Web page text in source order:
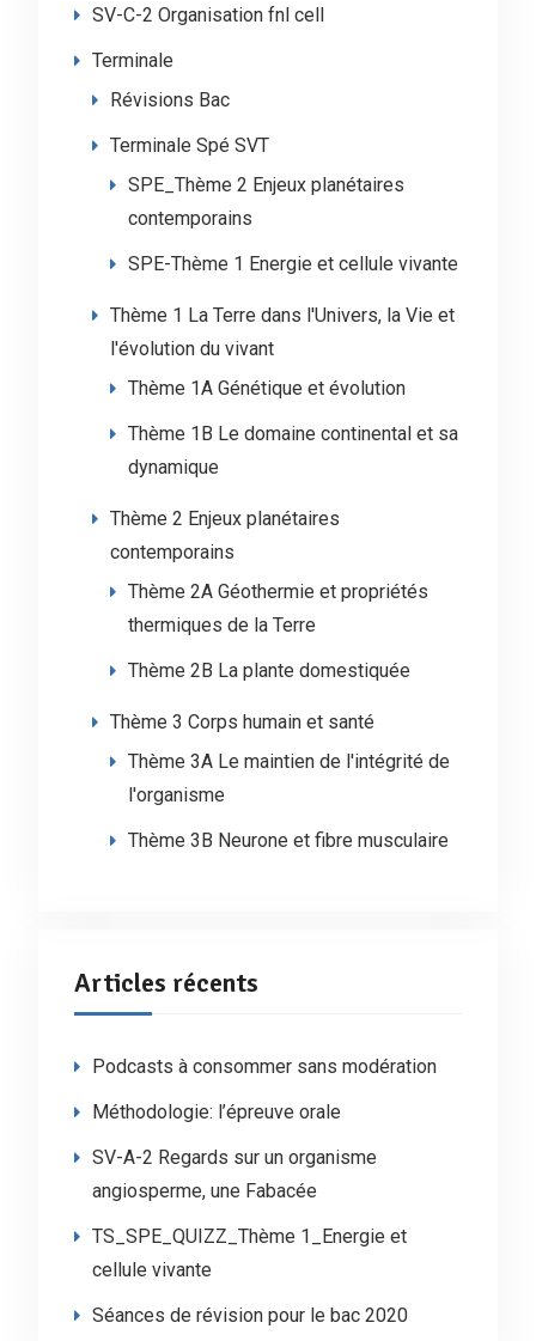
SV-C-2 Organisation fnl cell
Terminale
Révisions Bac
Terminale Spé SVT
SPE_Thème 2 Enjeux planétaires
contemporains
SPE-Thème 1 Energie et cellule vivante
Thème 1 La Terre dans l'Univers, la Vie et
l'évolution du vivant
Thème 1A Génétique et évolution
Thème 1B Le domaine continental et sa
dynamique
Thème 2 Enjeux planétaires
contemporains
Thème 2A Géothermie et propriétés
thermiques de la Terre
Thème 2B La plante domestiquée
Thème 3 Corps humain et santé
Thème 3A Le maintien de l'intégrité de
l'organisme
Thème 3B Neurone et fibre musculaire
Articles récents
Podcasts à consommer sans modération
Méthodologie: l’épreuve orale
SV-A-2 Regards sur un organisme
angiosperme, une Fabacée
TS_SPE_QUIZZ_Thème 1_Energie et
cellule vivante
Séances de révision pour le bac 2020